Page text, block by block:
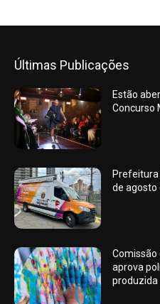
Últimas Publicações
Estão
Concurso
Prefeitura
de agosto
Comissão
aprova
produzida